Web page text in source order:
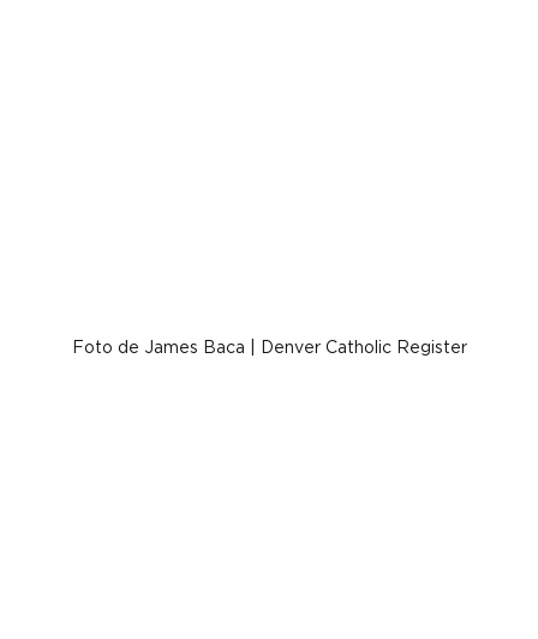
Foto de James Baca | Denver Catholic Register